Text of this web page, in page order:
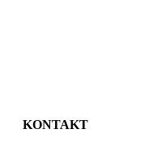
KONTAKT